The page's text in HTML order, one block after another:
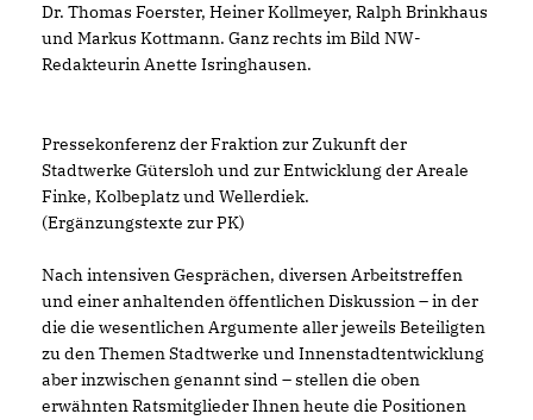
Dr. Thomas Foerster, Heiner Kollmeyer, Ralph Brinkhaus
und Markus Kottmann. Ganz rechts im Bild NW-
Redakteurin Anette Isringhausen.
Pressekonferenz der Fraktion zur Zukunft der
Stadtwerke Gütersloh und zur Entwicklung der Areale
Finke, Kolbeplatz und Wellerdiek.
(Ergänzungstexte zur PK)
Nach intensiven Gesprächen, diversen Arbeitstreffen
und einer anhaltenden öffentlichen Diskussion – in der
die die wesentlichen Argumente aller jeweils Beteiligten
zu den Themen Stadtwerke und Innenstadtentwicklung
aber inzwischen genannt sind – stellen die oben
erwähnten Ratsmitglieder Ihnen heute die Positionen